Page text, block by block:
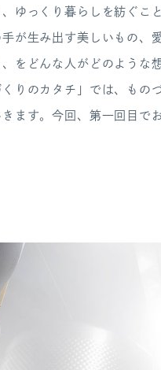
、ゆっくり暮らしを紡ぐこ
手が生み出す美しいもの、
、をどんな人がどのような
くりのカタチ」では、も
きます。今回、第一回目で